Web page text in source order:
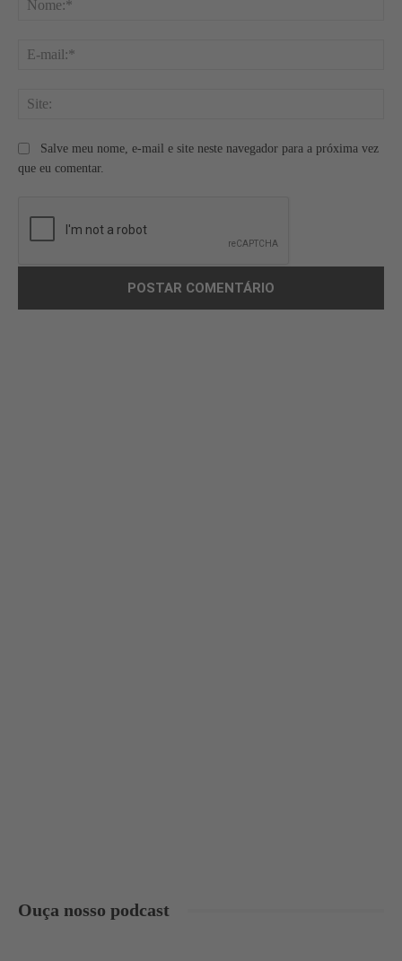
Salve meu nome, e-mail e site neste navegador para a próxima vez
que eu comentar.
Ouça nosso podcast